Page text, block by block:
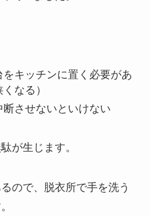
キッチンに置く必要があ
なる）
させないといけない
が生じます。
ので、脱衣所で手を洗う